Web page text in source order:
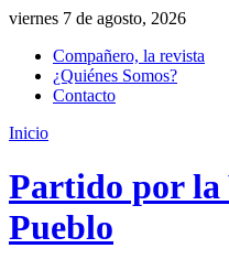
viernes 7 de agosto, 2026
Compañero, la revista
¿Quiénes Somos?
Contacto
Inicio
Partido por
Pueblo